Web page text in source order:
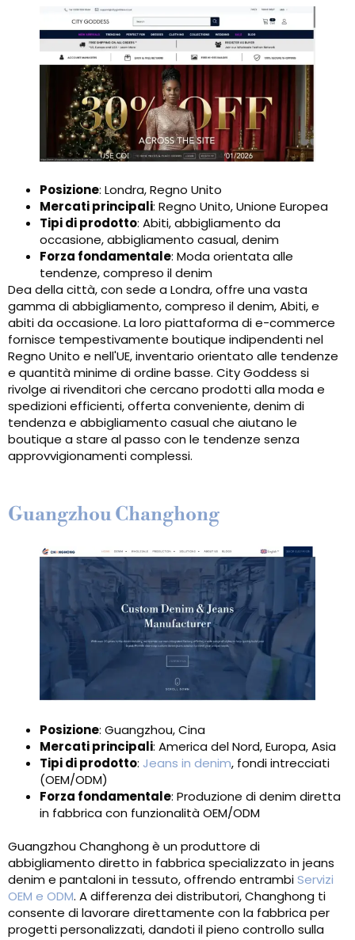
Posizione: Londra, Regno Unito
Mercati principali: Regno Unito, Unione Europea
Tipi di prodotto: Abiti, abbigliamento da
occasione, abbigliamento casual, denim
Forza fondamentale: Moda orientata alle
tendenze, compreso il denim
Dea della città, con sede a Londra, offre una vasta
gamma di abbigliamento, compreso il denim, Abiti, e
abiti da occasione. La loro piattaforma di e-commerce
fornisce tempestivamente boutique indipendenti nel
Regno Unito e nell'UE, inventario orientato alle tendenze
e quantità minime di ordine basse. City Goddess si
rivolge ai rivenditori che cercano prodotti alla moda e
spedizioni efficienti, offerta conveniente, denim di
tendenza e abbigliamento casual che aiutano le
boutique a stare al passo con le tendenze senza
approvvigionamenti complessi.
Guangzhou Changhong
Posizione: Guangzhou, Cina
Mercati principali: America del Nord, Europa, Asia
Tipi di prodotto: Jeans in denim, fondi intrecciati
(OEM/ODM)
Forza fondamentale: Produzione di denim diretta
in fabbrica con funzionalità OEM/ODM
Guangzhou Changhong è un produttore di
abbigliamento diretto in fabbrica specializzato in jeans
denim e pantaloni in tessuto, offrendo entrambiServizi
OEM e ODM. A differenza dei distributori, Changhong ti
consente di lavorare direttamente con la fabbrica per
progetti personalizzati, dandoti il ​​pieno controllo sulla